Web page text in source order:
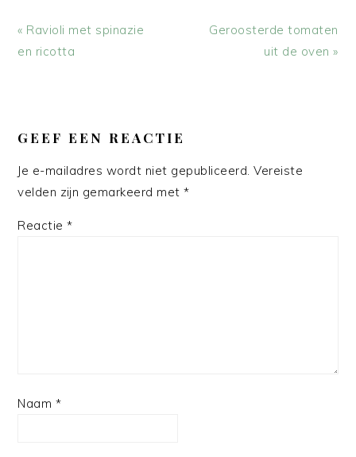
Vorig
bericht:
« Ravioli met spinazie
en ricotta
Volgend
Geroosterde tomaten
uit de oven »
INTERACTIES
GEEF EEN REACTIE
Je e-mailadres wordt niet gepubliceerd. Vereiste
velden zijn gemarkeerd met*
Reactie*
Naam *